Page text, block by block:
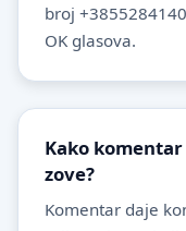
broj
OK glasova.
Kako
zove?
Komentar daje